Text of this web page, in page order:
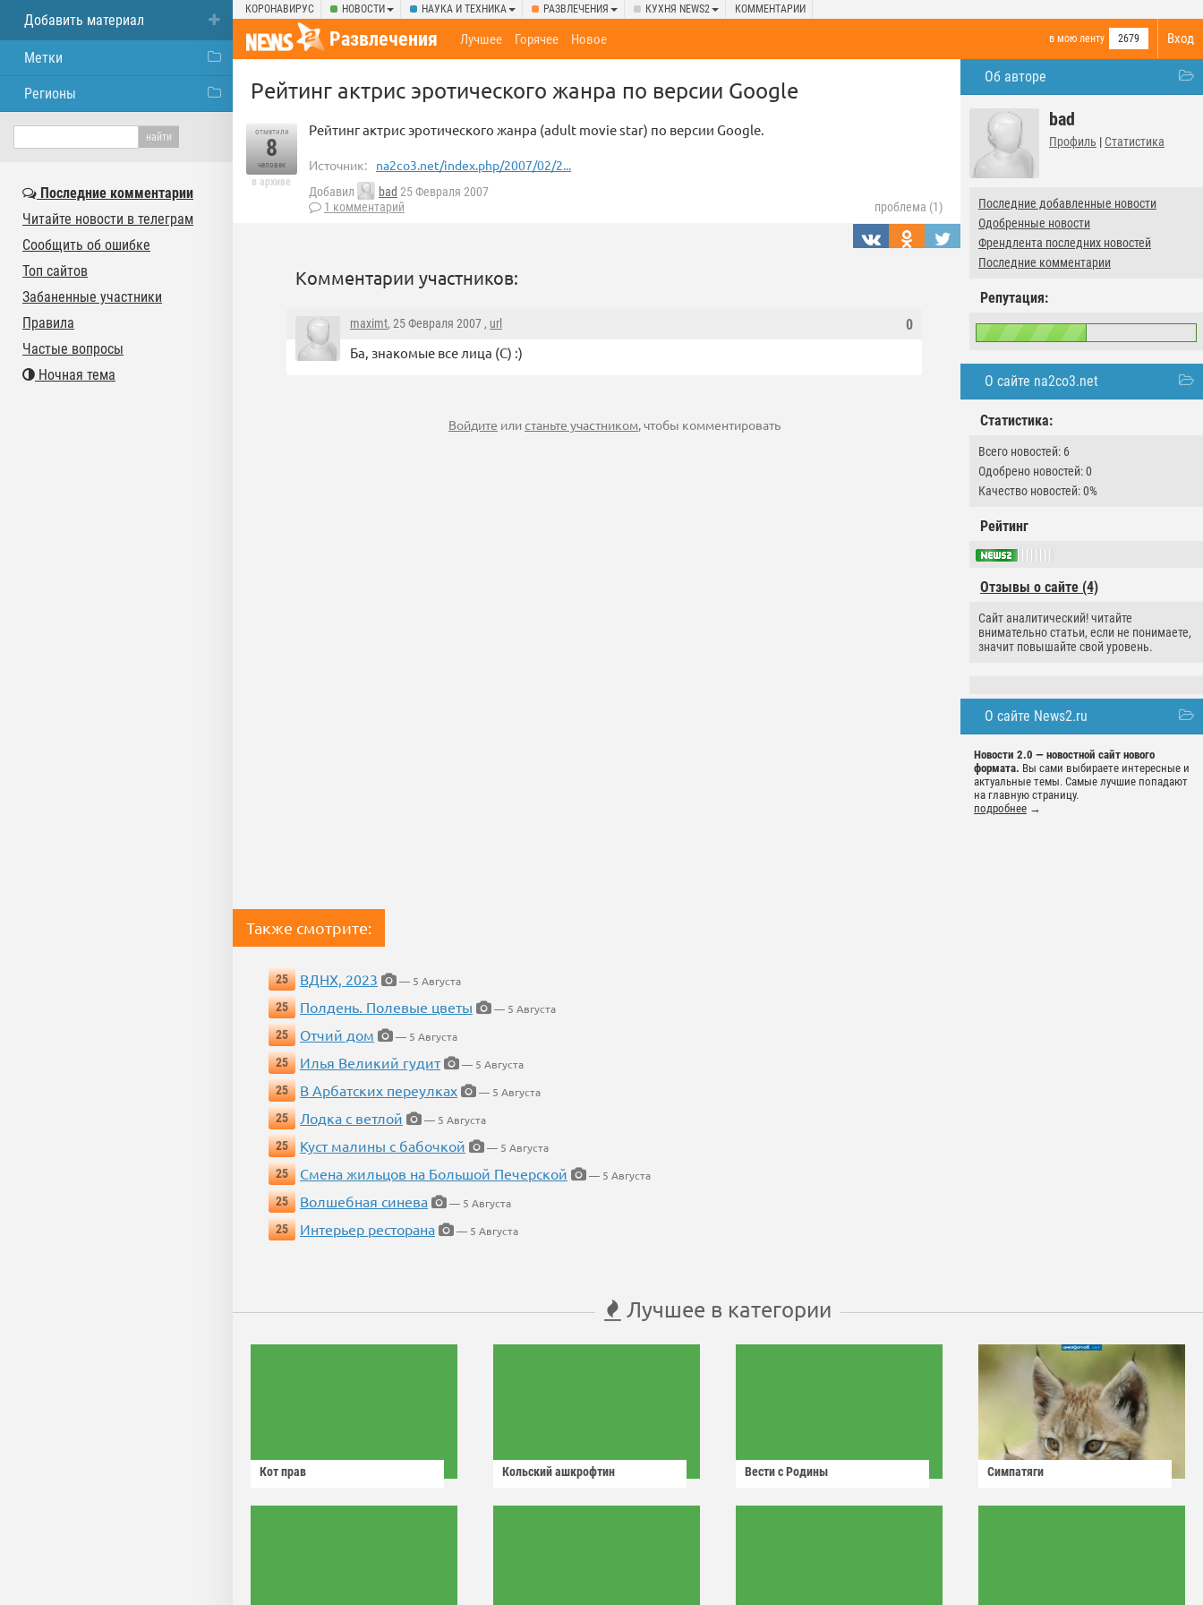
КОРОНАВИРУС НОВОСТИ НАУКА И ТЕХНИКА РАЗВЛЕЧЕНИЯ КУХНЯ NEWS2 КОММЕНТАРИИ
Вход
Развлечения в мою ленту 2679
Лучшее Горячее Новое
Об авторе
bad
Профиль | Статистика
Последние добавленные новости
Одобренные новости
Френдлента последних новостей
Последние комментарии
Репутация:
О сайте na2co3.net
Статистика:
Всего новостей: 6
Одобрено новостей: 0
Качество новостей: 0%
Рейтинг
Отзывы о сайте (4)
Сайт аналитический! читайте
внимательно статьи, если не понимаете,
значит повышайте свой уровень.
О сайте News2.ru
Новости 2.0 — новостной сайт нового
формата. Вы сами выбираете интересные и
актуальные темы. Самые лучшие попадают
на главную страницу.
подробнее →
Рейтинг актрис эротического жанра по версии Google
отметили
8
человек
в архиве
Рейтинг актрис эротического жанра (adult movie star) по версии Google.
Источник: na2co3.net/index.php/2007/02/2...
Добавил bad 25 Февраля 2007
1 комментарий
проблема (1)
Комментарии участников:
0
maximt, 25 Февраля 2007 , url
Ба, знакомые все лица (C) :)
Войдите илистаньте участником, чтобы комментировать
Также смотрите:
25 ВДНХ, 2023
— 5 Августа
25
Полдень. Полевые цветы
— 5 Августа
25
Отчий дом
— 5 Августа
25
Илья Великий гудит
— 5 Августа
25
В Арбатских переулках
— 5 Августа
25
Лодка с ветлой
— 5 Августа
25
Куст малины с бабочкой
— 5 Августа
25
Смена жильцов на Большой Печерской
— 5 Августа
25
Волшебная синева
— 5 Августа
25
Интерьер ресторана — 5 Августа
Лучшее в категории
Кот прав Кольский ашкрофтин Вести с Родины Симпатяги
Добавить материал
Метки
Регионы
Последние комментарии
Читайте новости в телеграм
Сообщить об ошибке
Топ сайтов
Забаненные участники
Правила
Частые вопросы
Ночная тема